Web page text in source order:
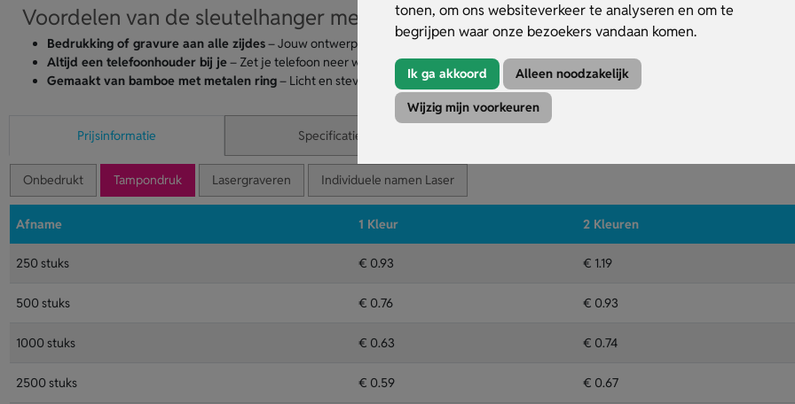
tonen, om ons websiteverkeer te analyseren en om te
begrijpen waar onze bezoekers vandaan komen.
Ik ga akkoord Alleen noodzakelijk
Wijzig mijn voorkeuren
Voordelen van de sleutelhanger met mobiele houder
Bedrukking of gravure aan alle zijdes– Jouw ontwerp valt goed op, waar je de sleutelhanger ook neerlegt.
Altijd een telefoonhouder bij je– Zet je telefoon neer wanneer je een video kijkt of wilt videobellen.
Gemaakt van bamboe met metalen ring– Licht en stevig, makkelijk te bevestigen aan je sleutelbos.
Prijsinformatie Specificaties
Onbedrukt Tampondruk Lasergraveren Individuele namen Laser
Afname 1 Kleur 2 Kleuren
250 stuks € 0.93 € 1.19
500 stuks € 0.76 € 0.93
1000 stuks € 0.63 € 0.74
2500 stuks € 0.59 € 0.67